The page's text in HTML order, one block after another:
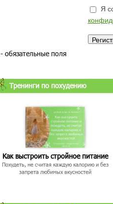
Я
- обязательные поля
Тренинги по похудению
Как выстроить стройное питание
Похудеть, не считая каждую калорию и без
запрета любимых вкусностей